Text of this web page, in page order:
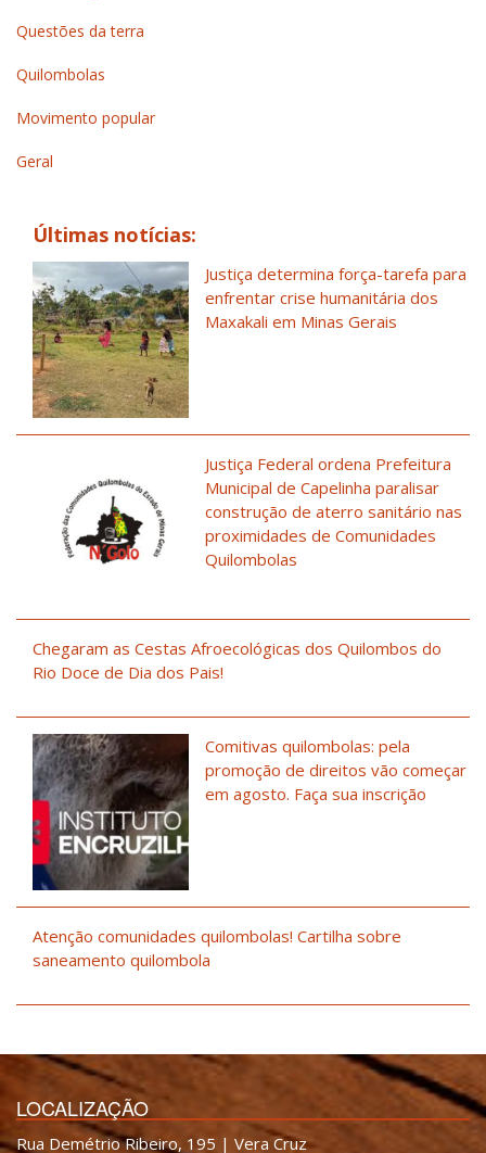
Questões da terra
Quilombolas
Movimento popular
Geral
Últimas notícias:
Justiça determina força-tarefa para
enfrentar crise humanitária dos
Maxakali em Minas Gerais
Justiça Federal ordena Prefeitura
Municipal de Capelinha paralisar
construção de aterro sanitário nas
proximidades de Comunidades
Quilombolas
Chegaram as Cestas Afroecológicas dos Quilombos do
Rio Doce de Dia dos Pais!
Comitivas quilombolas: pela
promoção de direitos vão começar
em agosto. Faça sua inscrição
Atenção comunidades quilombolas! Cartilha sobre
saneamento quilombola
LOCALIZAÇÃO
Rua Demétrio Ribeiro, 195 | Vera Cruz